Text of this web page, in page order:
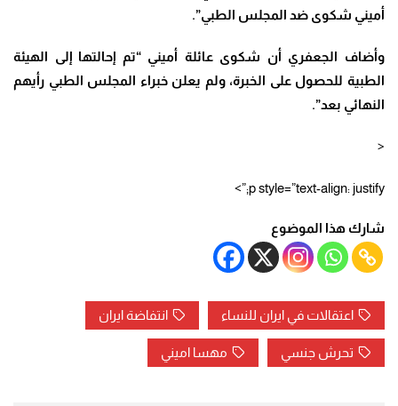
أميني شكوى ضد المجلس الطبي”.
وأضاف الجعفري أن شكوى عائلة أميني “تم إحالتها إلى الهيئة
الطبية للحصول على الخبرة، ولم يعلن خبراء المجلس الطبي رأيهم
النهائي بعد”.
<
p style=”text-align: justify;”>
شارك هذا الموضوع
اعتقالات في ايران للنساء انتفاضة ايران
تحرش جنسي مهسا اميني